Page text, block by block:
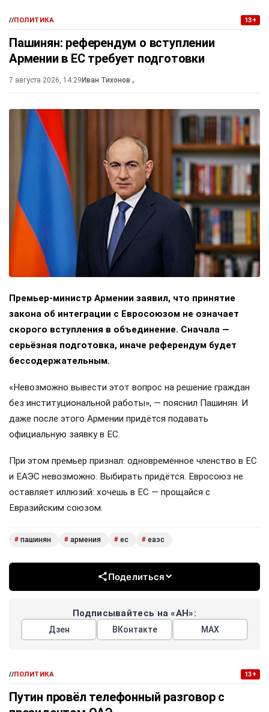
//ПОЛИТИКА 13+
Пашинян: референдум о вступлении
Армении в ЕС требует подготовки
7 августа 2026, 14:29 Иван Тихонов ,
Премьер-министр Армении заявил, что принятие
закона об интеграции с Евросоюзом не означает
скорого вступления в объединение. Сначала —
серьёзная подготовка, иначе референдум будет
бессодержательным.
«Невозможно вывести этот вопрос на решение граждан
без институциональной работы», — пояснил Пашинян. И
даже после этого Армении придётся подавать
официальную заявку в ЕС.
При этом премьер признал: одновременное членство в ЕС
и ЕАЭС невозможно. Выбирать придётся. Евросоюз не
оставляет иллюзий: хочешь в ЕС — прощайся с
Евразийским союзом.
# пашинян # армения # ес # еаэс
Поделиться
Подписывайтесь на «АН»:
Дзен ВКонтакте МАХ
//ПОЛИТИКА 13+
Путин провёл телефонный разговор с